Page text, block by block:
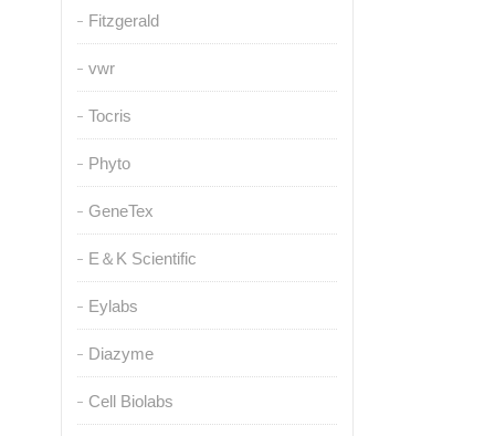
Fitzgerald
vwr
Tocris
Phyto
GeneTex
E＆K Scientific
Eylabs
Diazyme
Cell Biolabs